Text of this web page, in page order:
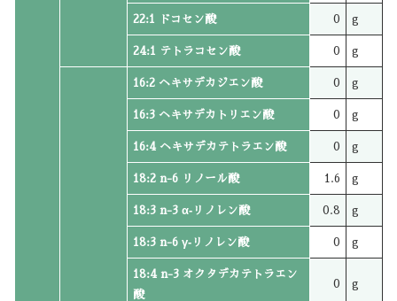
22:1 ドコセン酸 0 g
24:1 テトラコセン酸 0 g
16:2 ヘキサデカジエン酸 0 g
16:3 ヘキサデカトリエン酸 0 g
16:4 ヘキサデカテトラエン酸 0 g
18:2 n-6 リノール酸 1.6 g
18:3 n-3 α‐リノレン酸 0.8 g
18:3 n-6 γ‐リノレン酸 0 g
18:4 n-3 オクタデカテトラエン
酸
0 g